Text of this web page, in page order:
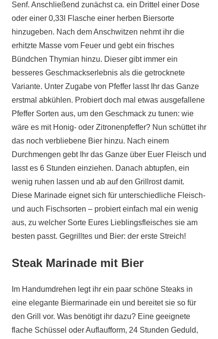
Senf. Anschließend zunächst ca. ein Drittel einer Dose
oder einer 0,33l Flasche einer herben Biersorte
hinzugeben. Nach dem Anschwitzen nehmt ihr die
erhitzte Masse vom Feuer und gebt ein frisches
Bündchen Thymian hinzu. Dieser gibt immer ein
besseres Geschmackserlebnis als die getrocknete
Variante. Unter Zugabe von Pfeffer lasst Ihr das Ganze
erstmal abkühlen. Probiert doch mal etwas ausgefallene
Pfeffer Sorten aus, um den Geschmack zu tunen: wie
wäre es mit Honig- oder Zitronenpfeffer? Nun schüttet ihr
das noch verbliebene Bier hinzu. Nach einem
Durchmengen gebt Ihr das Ganze über Euer Fleisch und
lasst es 6 Stunden einziehen. Danach abtupfen, ein
wenig ruhen lassen und ab auf den Grillrost damit.
Diese Marinade eignet sich für unterschiedliche Fleisch-
und auch Fischsorten – probiert einfach mal ein wenig
aus, zu welcher Sorte Eures Lieblingsfleisches sie am
besten passt. Gegrilltes und Bier: der erste Streich!
Steak Marinade mit Bier
Im Handumdrehen legt ihr ein paar schöne Steaks in
eine elegante Biermarinade ein und bereitet sie so für
den Grill vor. Was benötigt ihr dazu? Eine geeignete
flache Schüssel oder Auflaufform, 24 Stunden Geduld,